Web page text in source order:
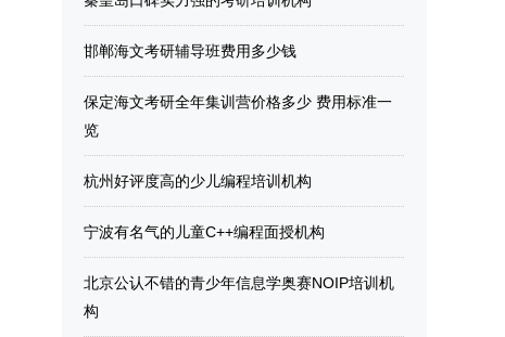
邯郸海文考研辅导班费用多少钱
保定海文考研全年集训营价格多少 费用标准一
览
杭州好评度高的少儿编程培训机构
宁波有名气的儿童C++编程面授机构
北京公认不错的青少年信息学奥赛NOIP培训机
构